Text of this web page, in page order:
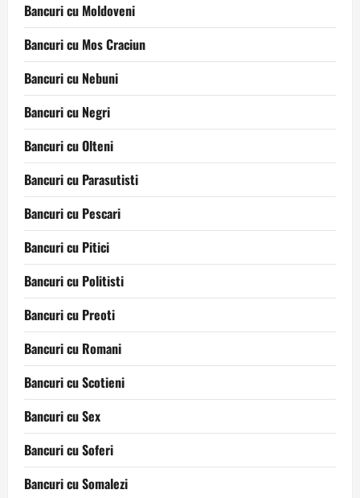
Bancuri cu Moldoveni
Bancuri cu Mos Craciun
Bancuri cu Nebuni
Bancuri cu Negri
Bancuri cu Olteni
Bancuri cu Parasutisti
Bancuri cu Pescari
Bancuri cu Pitici
Bancuri cu Politisti
Bancuri cu Preoti
Bancuri cu Romani
Bancuri cu Scotieni
Bancuri cu Sex
Bancuri cu Soferi
Bancuri cu Somalezi